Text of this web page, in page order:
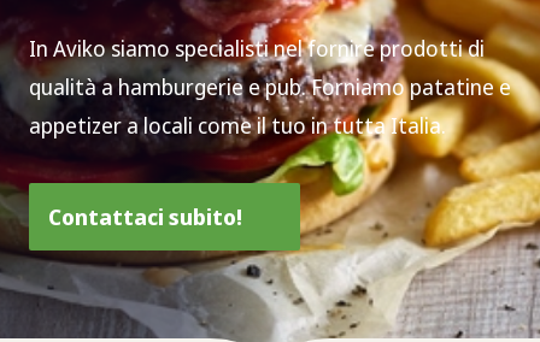
In Aviko siamo specialisti nel fornire prodotti di
qualità a hamburgerie e pub. Forniamo patatine e
appetizer a locali come il tuo in tutta Italia.
Contattaci subito!